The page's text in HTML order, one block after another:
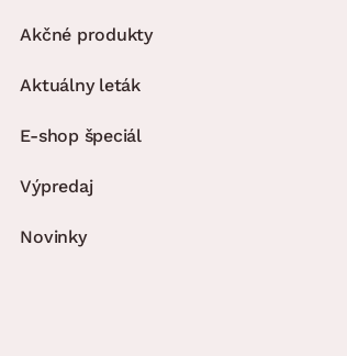
Akčné produkty
Aktuálny leták
E-shop špeciál
Výpredaj
Novinky